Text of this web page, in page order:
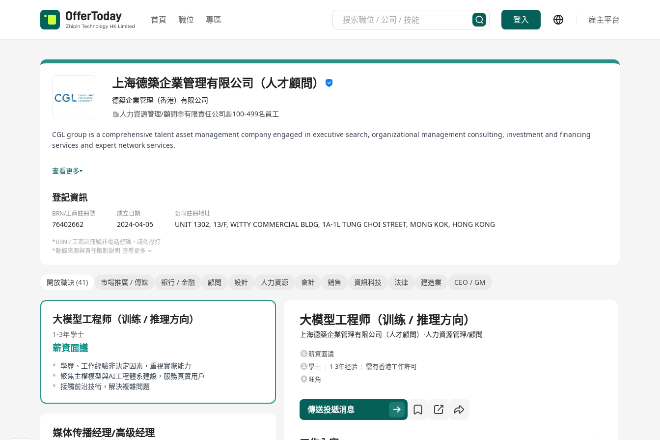
首頁 職位 專區 登入 雇主平台
上海德築企業管理有限公司（人才顧問）
德築企業管理（香港）有限公司
人力資源管理/顧問
有限責任公司 100-499名員工
CGL group is a comprehensive talent asset management company engaged in executive search, organizational management consulting, investment and financing
services and expert network services.
Headquartered in Shanghai, we provide recruitment services for clients nationwide.
查看更多
登記資訊
BRN/工商註冊號 成立日期 公司註冊地址
76402662 2024-04-05 UNIT 1302, 13/F, WITTY COMMERCIAL BLDG, 1A-1L TUNG CHOI STREET, MONG KOK, HONG KONG
*BRN / 工商註冊號非電話號碼，請勿撥打
*數據來源與責任限制說明 查看更多
開放職缺 (41) 市場推廣 / 傳媒 銀行 / 金融 顧問 設計 人力資源 會計 銷售 資訊科技 法律 建造業 CEO / GM
大模型工程师（训练 / 推理方向）
1-3年學士
薪資面議
學歷、工作經驗非決定因素，重視實際能力
聚焦主權模型與AI工程體系建設，服務真實用戶
接觸前沿技術，解決複雜問題
媒体传播经理/高级经理
大模型工程师（训练 / 推理方向）
上海德築企業管理有限公司（人才顧問）·人力資源管理/顧問
薪資面議
學士
1-3年经验
需有香港工作許可
旺角
傳送投遞消息